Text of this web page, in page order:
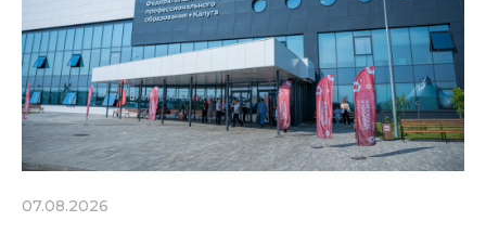
07.08.2026